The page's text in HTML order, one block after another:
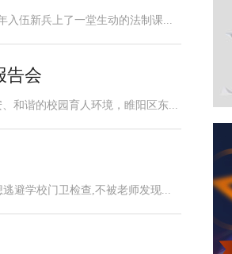
入伍新兵上了一堂生动的法制课...
告会
和谐的校园育人环境，睢阳区东...
避学校门卫检查,不被老师发现...